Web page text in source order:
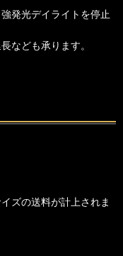
発光デイライトを停止
なども承ります。
ズの送料が計上されま